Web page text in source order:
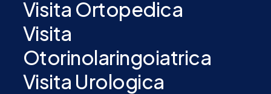
Visita Ortopedica
Visita
Otorinolaringoiatrica
Visita Urologica